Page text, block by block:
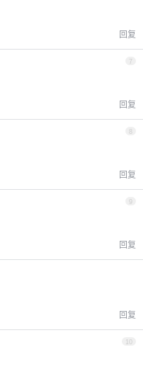
回复
7
回复
回复
9
回复
回复